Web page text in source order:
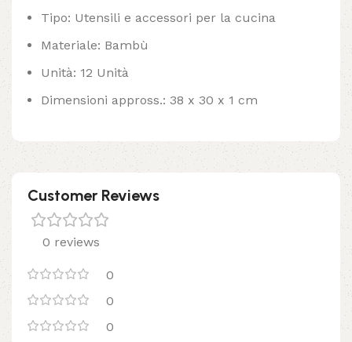
Tipo: Utensili e accessori per la cucina
Materiale: Bambù
Unità: 12 Unità
Dimensioni appross.: 38 x 30 x 1 cm
Customer Reviews
0 reviews
0
0
0